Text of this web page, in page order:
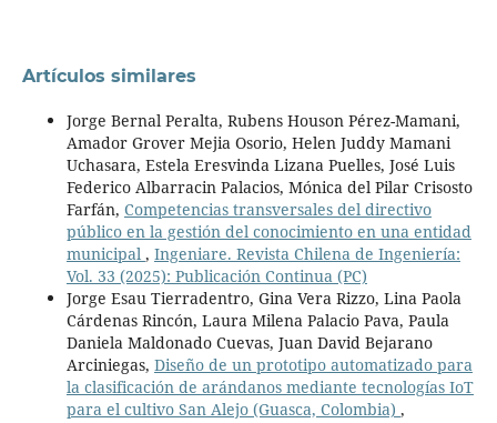
Artículos similares
Jorge Bernal Peralta, Rubens Houson Pérez-Mamani,
Amador Grover Mejia Osorio, Helen Juddy Mamani
Uchasara, Estela Eresvinda Lizana Puelles, José Luis
Federico Albarracin Palacios, Mónica del Pilar Crisosto
Farfán, Competencias transversales del directivo
público en la gestión del conocimiento en una entidad
municipal , Ingeniare. Revista Chilena de Ingeniería:
Vol. 33 (2025): Publicación Continua (PC)
Jorge Esau Tierradentro, Gina Vera Rizzo, Lina Paola
Cárdenas Rincón, Laura Milena Palacio Pava, Paula
Daniela Maldonado Cuevas, Juan David Bejarano
Arciniegas, Diseño de un prototipo automatizado para
la clasificación de arándanos mediante tecnologías IoT
para el cultivo San Alejo (Guasca, Colombia) ,